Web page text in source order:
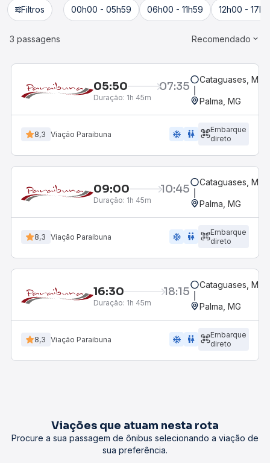
Filtros 00h00 - 05h59 06h00 - 11h59 12h00 -
3 passagens Recomendado
05:50 07:35
Duração: 1h 45m
Cataguases, MG
Palma, MG
8,3 Viação Paraibuna ac_unit wc
Embarque
direto
09:00 10:45
Duração: 1h 45m
Cataguases, MG
Palma, MG
8,3 Viação Paraibuna ac_unit wc
Embarque
direto
16:30 18:15
Duração: 1h 45m
Cataguases, MG
Palma, MG
8,3 Viação Paraibuna ac_unit wc
Embarque
direto
Viações que atuam nesta rota
Procure a sua passagem de ônibus selecionando a viação de
sua preferência.